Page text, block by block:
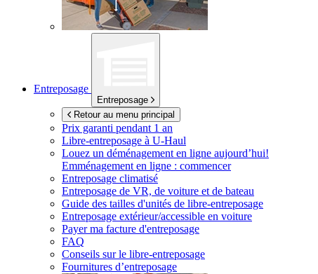
Entreposage
Entreposage
Retour au menu principal
Prix garanti pendant 1 an
Libre-entreposage à U-Haul
Louez un déménagement en ligne aujourd’hui!
Emménagement en ligne : commencer
Entreposage climatisé
Entreposage de VR, de voiture et de bateau
Guide des tailles d'unités de libre-entreposage
Entreposage extérieur/accessible en voiture
Payer ma facture d'entreposage
FAQ
Conseils sur le libre-entreposage
Fournitures d’entreposage